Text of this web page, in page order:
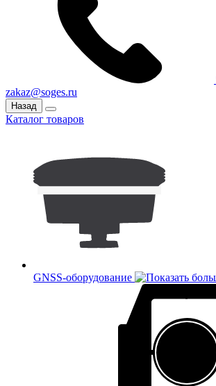
zakaz@soges.ru
Назад
Каталог товаров
GNSS-оборудование